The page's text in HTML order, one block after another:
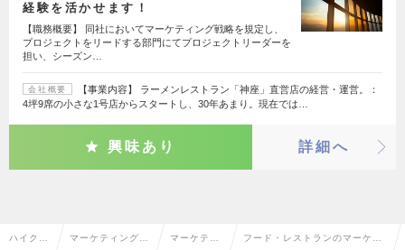
経験を活かせます！
【職務概要】 同社においてマーケティング戦略を規定し、
プロジェクトをリードする部門にてプロジェクトリーダーを
担い、シーズン…
会社概要
【事業内容】 ラーメンレストラン「神座」直営店の経営・運営。：
4坪9席の小さな1号店からスタートし、30年あまり。現在では…
興味あり 詳細へ
ハイクラ マーケティング・ マーケティ フード・レストランのマーケテ